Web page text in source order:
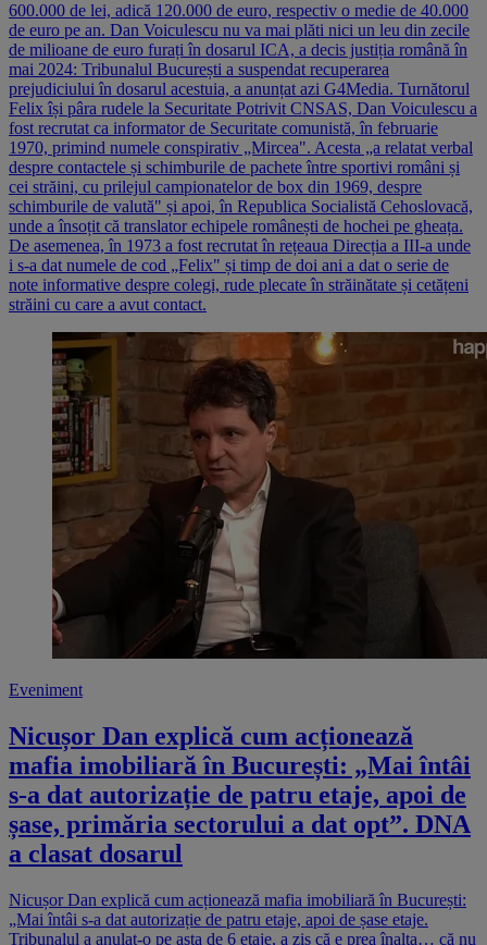
600.000 de lei, adică 120.000 de euro, respectiv o medie de 40.000
de euro pe an. Dan Voiculescu nu va mai plăti nici un leu din zecile
de milioane de euro furați în dosarul ICA, a decis justiția română în
mai 2024: Tribunalul București a suspendat recuperarea
prejudiciului în dosarul acestuia, a anunțat azi G4Media. Turnătorul
Felix își pâra rudele la Securitate Potrivit CNSAS, Dan Voiculescu a
fost recrutat ca informator de Securitate comunistă, în februarie
1970, primind numele conspirativ „Mircea". Acesta „a relatat verbal
despre contactele și schimburile de pachete între sportivi români și
cei străini, cu prilejul campionatelor de box din 1969, despre
schimburile de valută" și apoi, în Republica Socialistă Cehoslovacă,
unde a însoțit că translator echipele românești de hochei pe gheața.
De asemenea, în 1973 a fost recrutat în rețeaua Direcția a III-a unde
i s-a dat numele de cod „Felix" și timp de doi ani a dat o serie de
note informative despre colegi, rude plecate în străinătate și cetățeni
străini cu care a avut contact.
Eveniment
Nicușor Dan explică cum acționează
mafia imobiliară în București: „Mai întâi
s-a dat autorizație de patru etaje, apoi de
șase, primăria sectorului a dat opt”. DNA
a clasat dosarul
Nicușor Dan explică cum acționează mafia imobiliară în București:
„Mai întâi s-a dat autorizație de patru etaje, apoi de șase etaje.
Tribunalul a anulat-o pe asta de 6 etaje, a zis că e prea înalta… că nu